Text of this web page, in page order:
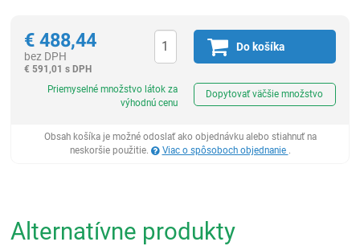
€ 488,44
bez DPH
€ 591,01 s DPH
Do košíka
Priemyselné množstvo látok za
výhodnú cenu
Dopytovať väčšie množstvo
Obsah košíka je možné odoslať ako objednávku alebo stiahnuť na
neskoršie použitie.
Viac o spôsoboch objednanie .
Alternatívne produkty